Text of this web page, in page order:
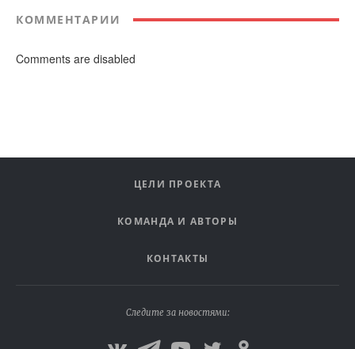
КОММЕНТАРИИ
Comments are disabled
ЦЕЛИ ПРОЕКТА
КОМАНДА И АВТОРЫ
КОНТАКТЫ
Следите за новостями: